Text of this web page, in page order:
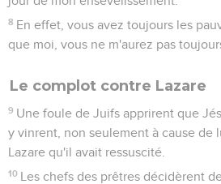
8 En effet, vous avez toujours les
que moi, vous ne m'aurez pas
Le complot contre Lazare
9 Une foule de Juifs apprirent que
y vinrent, non seulement à cause de
Lazare qu'il avait ressuscité.
10 Les chefs des prêtres décidèrent